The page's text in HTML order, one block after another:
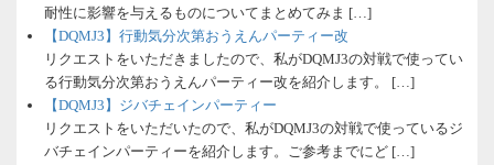
耐性に影響を与えるものについてまとめてみま […]
【DQMJ3】行動気分次第おうえんパーティー改
リクエストをいただきましたので、私がDQMJ3の対戦で使ってい
る行動気分次第おうえんパーティー改を紹介します。 […]
【DQMJ3】ジバチェインパーティー
リクエストをいただいたので、私がDQMJ3の対戦で使っているジ
バチェインパーティーを紹介します。ご参考までにど […]